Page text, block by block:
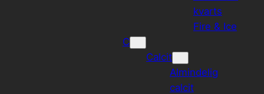
kvarts
Fire & Ice
C
Calcit
Almindelig
calcit